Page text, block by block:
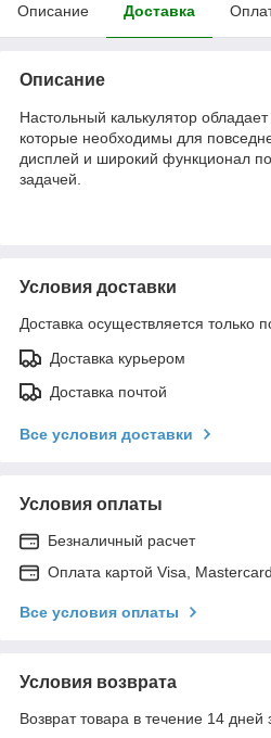
Описание Доставка
Описание
Настольный калькулятор
которые необходимы для
дисплей и широкий функционал
задачей.
Условия доставки
Доставка осуществляется только
Доставка курьером
Доставка почтой
Все условия доставки
Условия оплаты
Безналичный расчет
Оплата картой Visa,
Все условия оплаты
Условия возврата
Возврат товара в течение 14 дней